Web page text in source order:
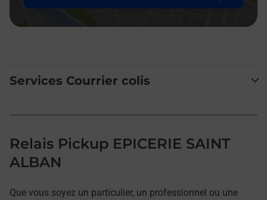
Services Courrier colis
Relais Pickup EPICERIE SAINT
ALBAN
Que vous soyez un particulier, un professionnel ou une